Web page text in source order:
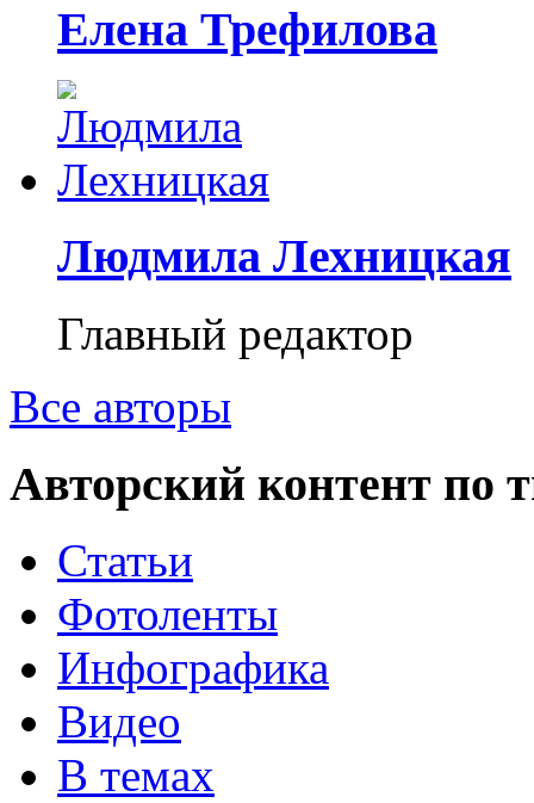
Елена Трефилова
Людмила Лехницкая
Главный редактор
Все авторы
Авторский контент по
Статьи
Фотоленты
Инфографика
Видео
В темах